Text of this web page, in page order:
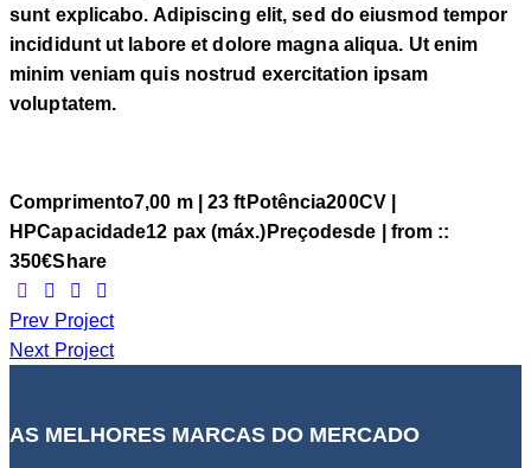
sunt explicabo. Adipiscing elit, sed do eiusmod tempor
incididunt ut labore et dolore magna aliqua. Ut enim
minim veniam quis nostrud exercitation ipsam
voluptatem.
Comprimento7,00 m | 23 ft Potência200CV |
HPCapacidade12 pax (máx.) Preçodesde | from ::
350€Share
Prev Project
Next Project
AS MELHORES MARCAS DO MERCADO